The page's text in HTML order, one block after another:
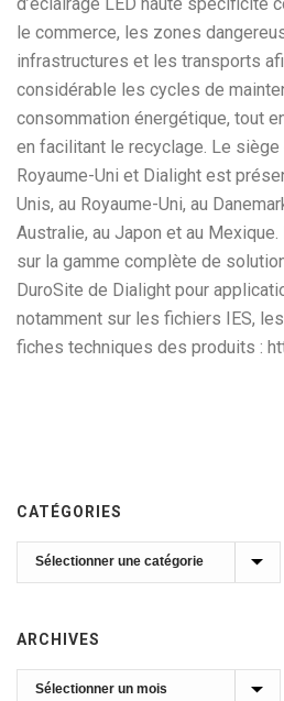
le commerce, les zones
infrastructures et les transports
considérable les cycles de
consommation énergétique, tout
en facilitant le recyclage. Le siège
Royaume-Uni et Dialight est
Unis, au Royaume-Uni, au
Australie, au Japon et au
sur la gamme complète de
DuroSite de Dialight pour
notamment sur les fichiers IES,
fiches techniques des produits :
CATÉGORIES
Catégories
ARCHIVES
Archives